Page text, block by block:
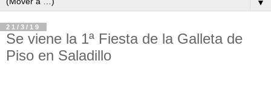
▼
21/3/19
Se viene la 1ª Fiesta de la Galleta de
Piso en Saladillo